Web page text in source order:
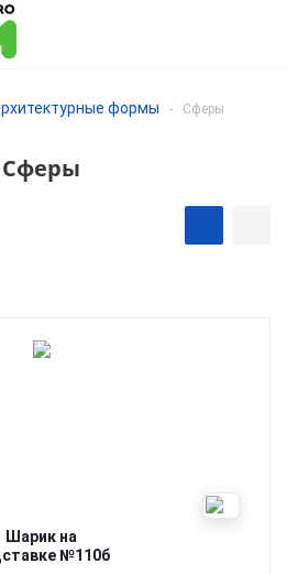
формы - Сферы
Сферы
Шарик на
№110б